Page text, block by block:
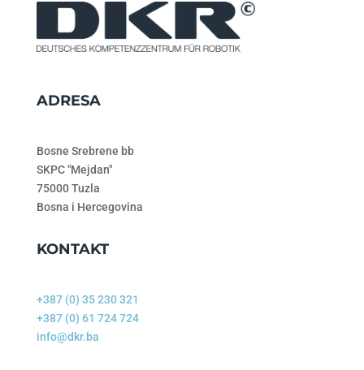
ADRESA
Bosne Srebrene bb
SKPC "Mejdan"
75000 Tuzla
Bosna i Hercegovina
KONTAKT
+387 (0) 35 230 321
+387 (0) 61 724 724
info@dkr.ba